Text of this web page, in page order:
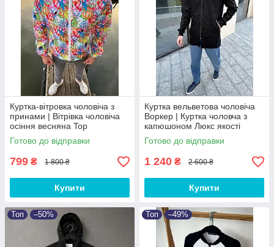
Куртка-вітровка чоловіча з
принами | Вітрівка чоловіча
осіння весняна Top
Готово до відправки
799 ₴ 1 800 ₴
Купити
Куртка вельветова чоловіча
Воркер | Куртка чоловча з
капюшоном Люкс якості
Готово до відправки
1 240 ₴ 2 600 ₴
Купити
Топ –50% Топ –49%